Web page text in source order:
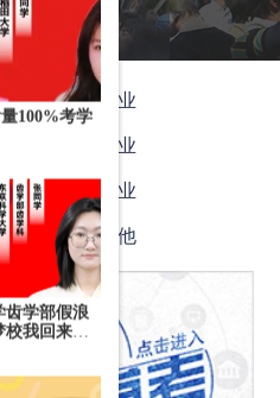
高中毕业
本科毕业
大专毕业
艺术其他
100%考学
齿学部假浪
我回来